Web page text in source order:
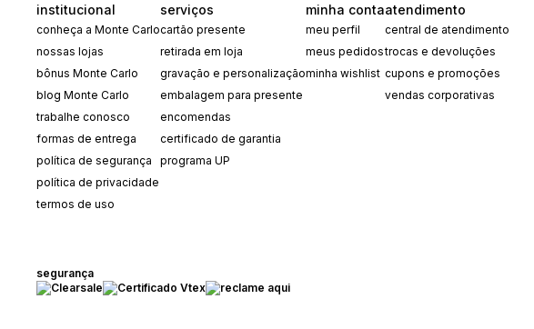
institucional
conheça a Monte Carlo
nossas lojas
bônus Monte Carlo
blog Monte Carlo
trabalhe conosco
formas de entrega
política de segurança
política de privacidade
termos de uso
serviços
cartão presente
retirada em loja
gravação e personalização
embalagem para presente
encomendas
certificado de garantia
programa UP
minha conta
meu perfil
meus pedidos
minha wishlist
atendimento
central de atendimento
trocas e devoluções
cupons e promoções
vendas corporativas
segurança